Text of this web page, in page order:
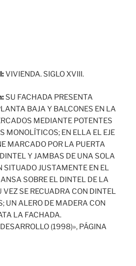
VIVIENDA. SIGLO XVIII.
SU FACHADA PRESENTA
BAJA Y BALCONES EN LA
MEDIANTE POTENTES
MONOLÍTICOS; EN ELLA EL EJE
MARCADO POR LA PUERTA
Y JAMBAS DE UNA SOLA
SITUADO JUSTAMENTE EN EL
SOBRE EL DINTEL DE LA
VEZ SE RECUADRA CON DINTEL
UN ALERO DE MADERA CON
LA FACHADA.
(1998)», PÁGINA